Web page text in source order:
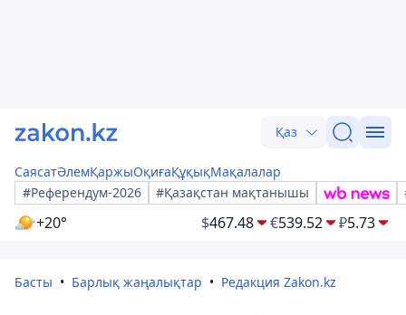
Қаз
СаясатӘлемҚаржыОқиғаҚұқықМақалалар
#Референдум-2026
#Қазақстан мақтанышы
+20° $467.48 €539.52 ₽5.73
Басты Барлық жаңалықтар Редакция Zakon.kz